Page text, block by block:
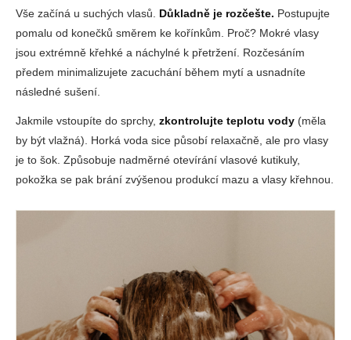
Vše začíná u suchých vlasů. Důkladně je rozčešte. Postupujte
pomalu od konečků směrem ke kořínkům. Proč? Mokré vlasy
jsou extrémně křehké a náchylné k přetržení. Rozčesáním
předem minimalizujete zacuchání během mytí a usnadníte
následné sušení.
Jakmile vstoupíte do sprchy, zkontrolujte teplotu vody (měla
by být vlažná). Horká voda sice působí relaxačně, ale pro vlasy
je to šok. Způsobuje nadměrné otevírání vlasové kutikuly,
pokožka se pak brání zvýšenou produkcí mazu a vlasy křehnou.
u
j
e
m
e